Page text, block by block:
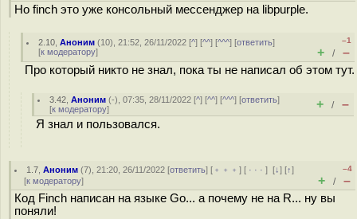
Но finch это уже консольный мессенджер на libpurple.
2.10 ,Аноним (10), 21:52, 26/11/2022 [^] [^^] [^^^] [ответить]
[к модератору]
–1
+ / –
Про который никто не знал, пока ты не написал об этом тут.
3.42 ,Аноним (-), 07:35, 28/11/2022 [^] [^^] [^^^] [ответить]
[к модератору] + / –
Я знал и пользовался.
1.7 ,Аноним (7), 21:20, 26/11/2022 [ответить] [ ﹢﹢﹢] [ · · ·][↓] [↑]
[к модератору]
–4
+ / –
Код Finch написан на языке Go... а почему не на R... ну вы
поняли!